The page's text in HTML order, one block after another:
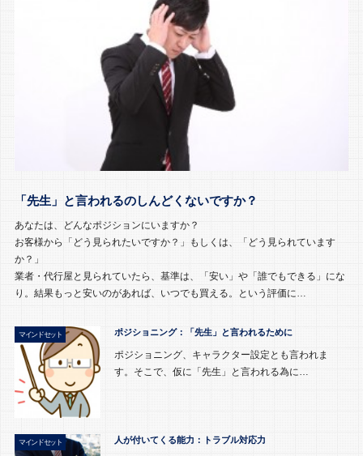
「先生」と言われるのしんどくないですか？
あなたは、どんなポジションにいますか？
お客様から「どう見られたいですか？」もしくは、「どう見られています
か？」
業者・代行屋と見られていたら、基準は、「安い」や「誰でもできる」にな
り。結果もっと安いのがあれば、いつでも買える。という評価に…
マインドセット ポジショニング：「先生」と言われるために
ポジショニング、キャラクター設定とも言われま
す。そこで、仮に「先生」と言われる為に…
マインドセット 人が付いてくる能力：トラブル対応力